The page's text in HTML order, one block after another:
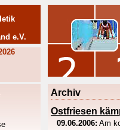
e.V.
Archiv
Ostfriesen
09.06.2006: Am